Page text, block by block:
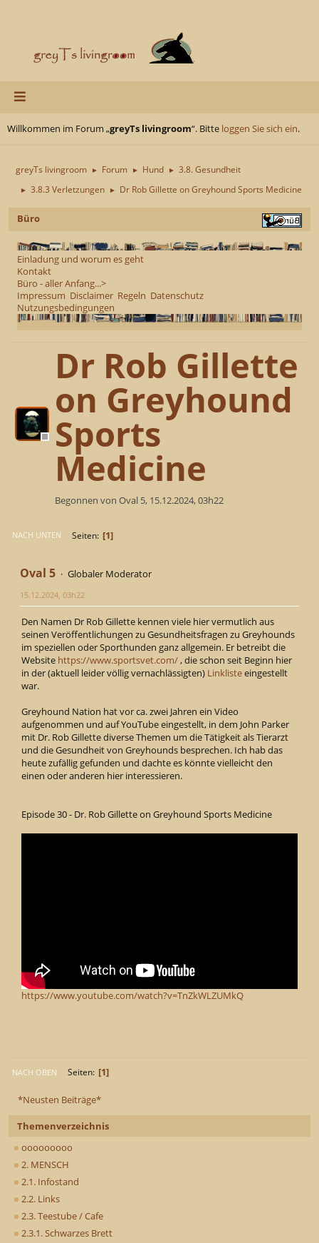
Willkommen im Forum „greyTs livingroom“. Bitte loggen Sie sich ein.
greyTs livingroom ► Forum ► Hund ► 3.8. Gesundheit
► 3.8.3 Verletzungen ► Dr Rob Gillette on Greyhound Sports Medicine
Büro
Einladung und worum es geht
Kontakt
Büro - aller Anfang...>
Impressum Disclaimer Regeln Datenschutz
Nutzungsbedingungen
*Neusten Beiträge*
Themenverzeichnis
ooooooooo
2. MENSCH
2.1. Infostand
2.2. Links
2.3. Teestube / Cafe
2.3.1. Schwarzes Brett
Dr Rob Gillette
on Greyhound
Sports
Medicine
Begonnen von Oval 5, 15.12.2024, 03h22
NACH UNTEN Seiten 1
Oval 5 Globaler Moderator
15.12.2024, 03h22
Den Namen Dr Rob Gillette kennen viele hier vermutlich aus
seinen Veröffentlichungen zu Gesundheitsfragen zu Greyhounds
im speziellen oder Sporthunden ganz allgemein. Er betreibt die
Website https://www.sportsvet.com/, die schon seit Beginn hier
in der (aktuell leider völlig vernachlässigten) Linklisteeingestellt
war.
Greyhound Nation hat vor ca. zwei Jahren ein Video
aufgenommen und auf YouTube eingestellt, in dem John Parker
mit Dr. Rob Gillette diverse Themen um die Tätigkeit als Tierarzt
und die Gesundheit von Greyhounds besprechen. Ich hab das
heute zufällig gefunden und dachte es könnte vielleicht den
einen oder anderen hier interessieren.
Episode 30 - Dr. Rob Gillette on Greyhound Sports Medicine
https://www.youtube.com/watch?v=TnZkWLZUMkQ
NACH OBEN Seiten 1